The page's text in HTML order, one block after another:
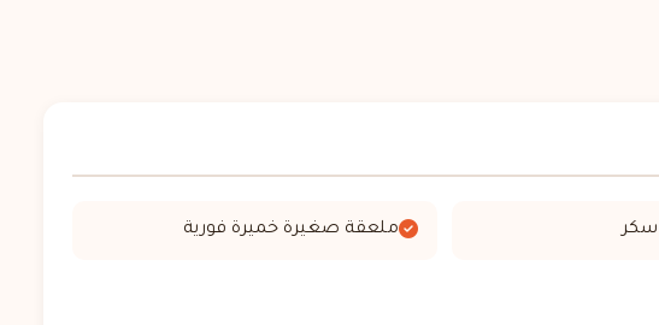
ملعقة صغيرة خميرة فورية